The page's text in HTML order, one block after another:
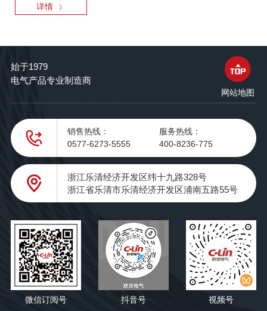
详情 》
始于1979
电气产品专业制造商
网站地图
销售热线：
0577-6273-5555
服务热线：
400-8236-775
浙江乐清经济开发区纬十九路328号
浙江省乐清市乐清经济开发区浦南五路55号
微信订阅号 抖音号 视频号